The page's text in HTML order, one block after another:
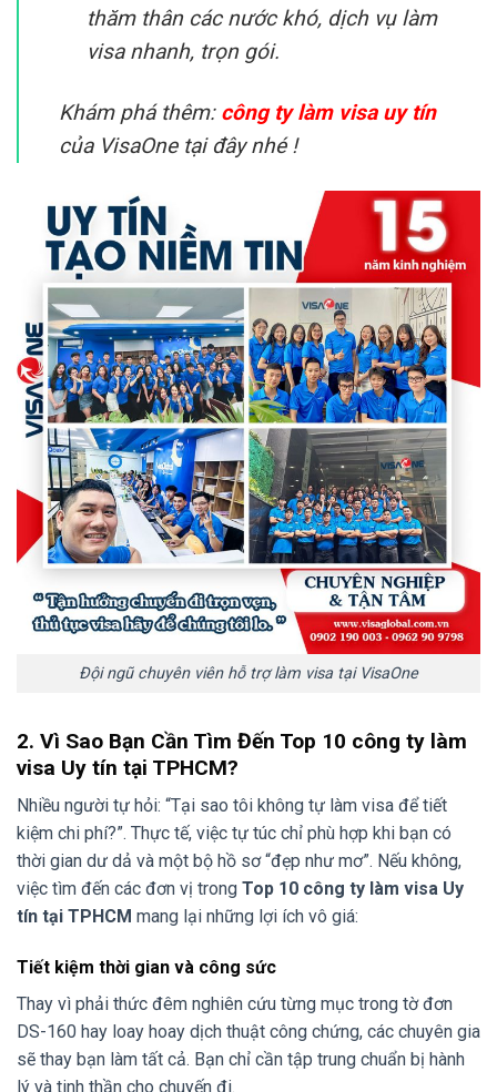
thăm thân các nước khó, dịch vụ làm
visa nhanh, trọn gói.
Khám phá thêm: công ty làm visa uy tín
của VisaOne tại đây nhé !
Đội ngũ chuyên viên hỗ trợ làm visa tại VisaOne
2. Vì Sao Bạn Cần Tìm Đến Top 10 công ty làm
visa Uy tín tại TPHCM?
Nhiều người tự hỏi: “Tại sao tôi không tự làm visa để tiết
kiệm chi phí?”. Thực tế, việc tự túc chỉ phù hợp khi bạn có
thời gian dư dả và một bộ hồ sơ “đẹp như mơ”. Nếu không,
việc tìm đến các đơn vị trong Top 10 công ty làm visa Uy
tín tại TPHCM mang lại những lợi ích vô giá:
Tiết kiệm thời gian và công sức
Thay vì phải thức đêm nghiên cứu từng mục trong tờ đơn
DS-160 hay loay hoay dịch thuật công chứng, các chuyên gia
sẽ thay bạn làm tất cả. Bạn chỉ cần tập trung chuẩn bị hành
lý và tinh thần cho chuyến đi.